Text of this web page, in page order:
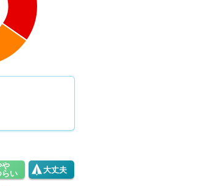
や
らい
大丈夫